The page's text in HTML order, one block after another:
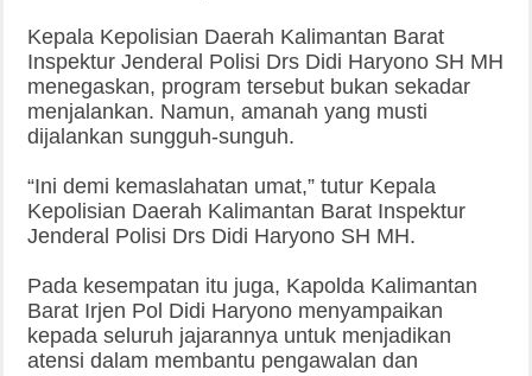
Kepala Kepolisian Daerah Kalimantan Barat
Inspektur Jenderal Polisi Drs Didi Haryono SH MH
menegaskan, program tersebut bukan sekadar
menjalankan. Namun, amanah yang musti
dijalankan sungguh-sunguh.
“Ini demi kemaslahatan umat,” tutur Kepala
Kepolisian Daerah Kalimantan Barat Inspektur
Jenderal Polisi Drs Didi Haryono SH MH.
Pada kesempatan itu juga, Kapolda Kalimantan
Barat Irjen Pol Didi Haryono menyampaikan
kepada seluruh jajarannya untuk menjadikan
atensi dalam membantu pengawalan dan